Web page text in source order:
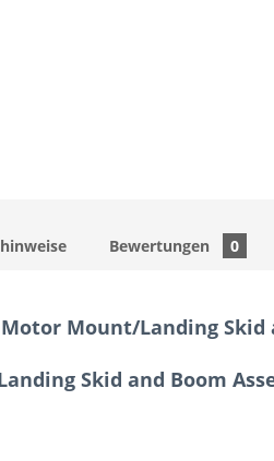
Bewertungen 0
Mount/Landing Skid
Skid and Boom